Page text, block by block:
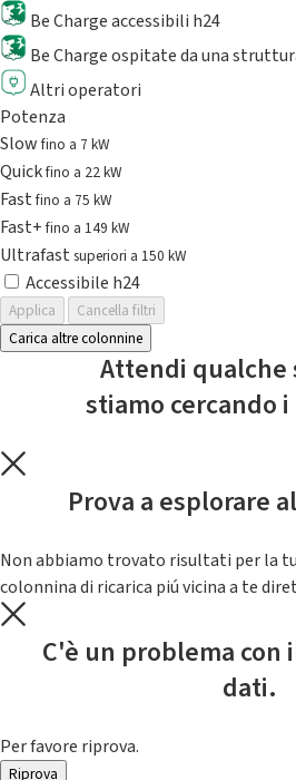
Be Charge accessibili h24
Be Charge ospitate da una
Altri operatori
Potenza
Slowfino a 7 kW
Quickfino a 22 kW
Fastfino a 75 kW
Fast+fino a 149 kW
Ultrafast superiori a 150 kW
Accessibile h24
Applica
Cancella filtri
Carica altre colonnine
Attendi qualche
stiamo cercando
Prova a esplorare
Non abbiamo trovato risultati per la
colonnina di ricarica piú vicina a te
C'è un problema con
dati.
Per favore riprova.
Riprova